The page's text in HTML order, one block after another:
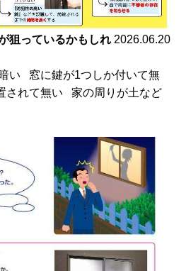
狙っているかもしれ 2026.06.20
い 窓に鍵が1つしか付いて無
されて無い 家の周りが土など